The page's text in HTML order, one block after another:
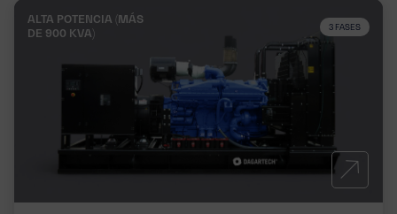
ALTA POTENCIA (MÁS
DE 900 KVA)
3 FASES